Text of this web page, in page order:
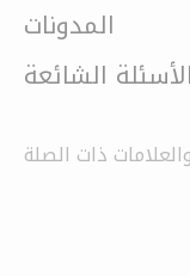
المدونات
الأسئلة الشائعة
ذات الصلة